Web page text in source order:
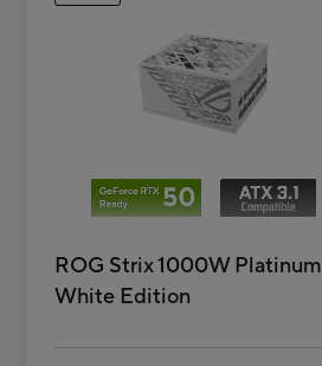
ROG Strix 1000W Platinum
White Edition